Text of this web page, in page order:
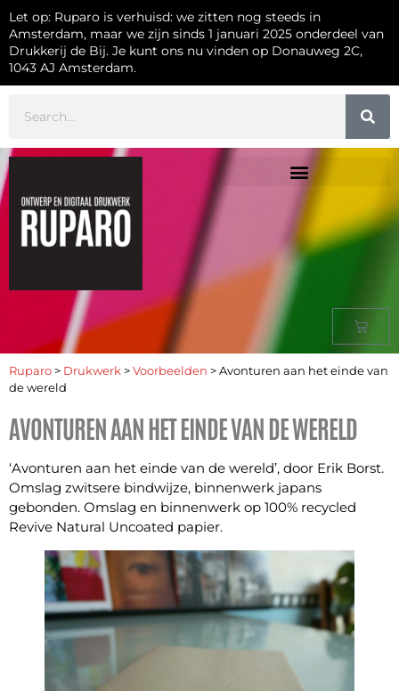
Let op: Ruparo is verhuisd: we zitten nog steeds in
Amsterdam, maar we zijn sinds 1 januari 2025 onderdeel van
Drukkerij de Bij. Je kunt ons nu vinden op Donauweg 2C,
1043 AJ Amsterdam.
Ruparo > Drukwerk > Voorbeelden > Avonturen aan het einde van
de wereld
AVONTUREN AAN HET EINDE VAN DE WERELD
‘Avonturen aan het einde van de wereld’, door Erik Borst.
Omslag zwitsere bindwijze, binnenwerk japans
gebonden. Omslag en binnenwerk op 100% recycled
Revive Natural Uncoated papier.